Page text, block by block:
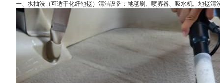
一、水抽洗（可适于化纤地毯）清洁设备：地毯刷、喷雾器、吸水机、地毯清